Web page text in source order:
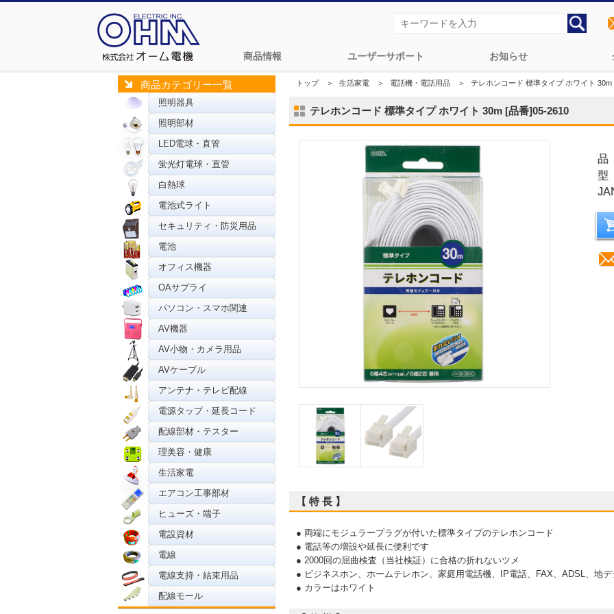
商品情報 ユーザーサポート お知らせ
商品カテゴリー一覧
照明器具
照明部材
LED電球・直管
蛍光灯電球・直管
白熱球
電池式ライト
セキュリティ・防災用品
電池
オフィス機器
OAサプライ
パソコン・スマホ関連
AV機器
AV小物・カメラ用品
AVケーブル
アンテナ・テレビ配線
電源タップ・延長コード
配線部材・テスター
理美容・健康
生活家電
エアコン工事部材
ヒューズ・端子
電設資材
電線
電線支持・結束用品
配線モール
トップ＞ 生活家電 ＞ 電話機・電話用品 ＞ テレホンコード 標準タイプ ホワイト 30m
テレホンコード 標準タイプ ホワイト 30m [品番]05-2610
【 特 長 】
● 両端にモジュラープラグが付いた標準タイプのテレホンコード
● 電話等の増設や延長に便利です
● 2000回の屈曲検査（当社検証）に合格の折れないツメ
● ビジネスホン、ホームテレホン、家庭用電話機、IP電話、FAX、ADSL、地
● カラーはホワイト